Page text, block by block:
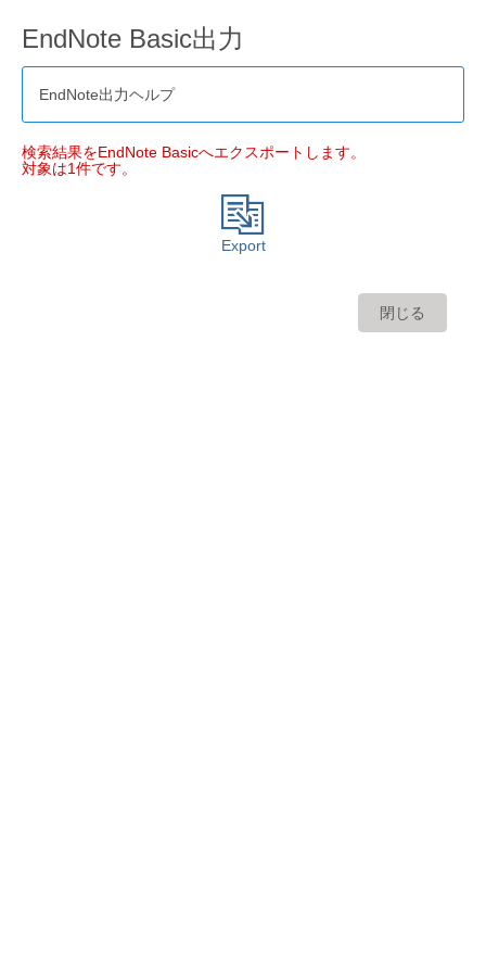
EndNote Basic出力
EndNote出力ヘルプ
検索結果をEndNote Basicへエクスポートします。
対象は1件です。
Export